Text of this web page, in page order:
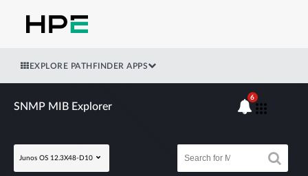
EXPLORE PATHFINDER APPS
SNMP MIB Explorer
Junos OS 12.3X48-D10
6